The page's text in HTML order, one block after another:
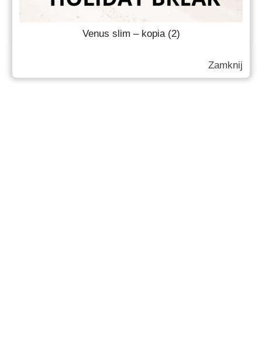
Zamknij
Venus slim – kopia (2)